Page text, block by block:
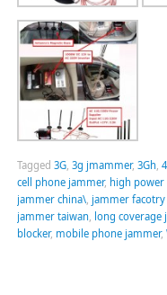
Tagged 3G, 3g jmammer, 3Gh
cell phone jammer, high power
jammer china\, jammer facotry
jammer taiwan long coverage
blocker, mobile phone jammer,